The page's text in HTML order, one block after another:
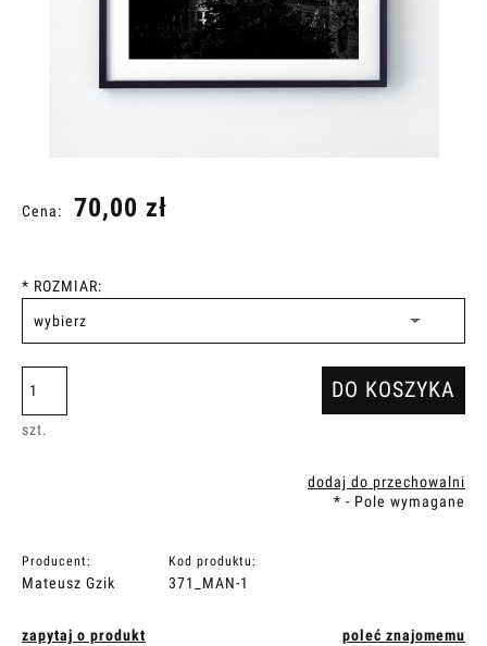
Cena: 70,00 zł
* ROZMIAR:
szt.
DO KOSZYKA
dodaj do przechowalni
* - Pole wymagane
Producent:
Mateusz Gzik
Kod produktu:
371_MAN-1
zapytaj o produkt poleć znajomemu